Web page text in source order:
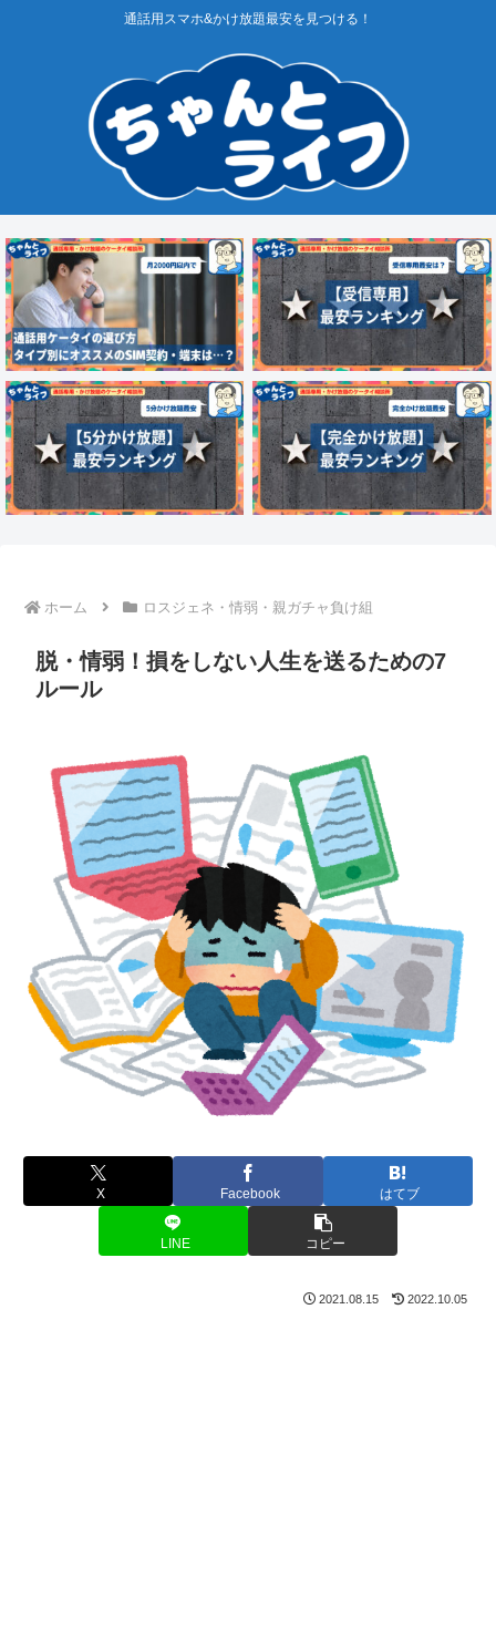
通話用スマホ&かけ放題最安を見つける！
ホーム ロスジェネ・情弱・親ガチャ負け組
脱・情弱！損をしない人生を送るための7
ルール
X Facebook はてブ
LINE コピー
2021.08.15 2022.10.05